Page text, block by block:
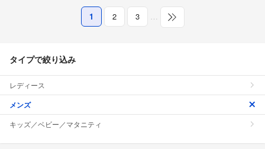
1 2 3 …
タイプで絞り込み
レディース
メンズ
キッズ／ベビー／マタニティ